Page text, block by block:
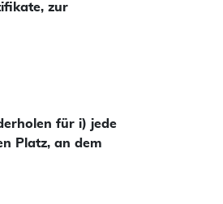
zur
für i) jede
Platz, an dem